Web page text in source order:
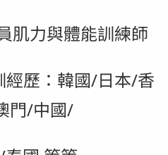
肌力與體能訓練師
經歷：韓國/日本/香
門/中國/